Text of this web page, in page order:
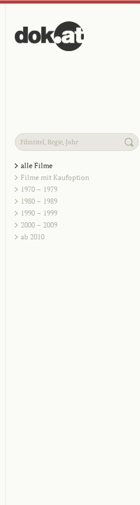
alle Filme
Filme mit Kaufoption
1970 – 1979
1980 – 1989
1990 – 1999
2000 – 2009
ab 2010